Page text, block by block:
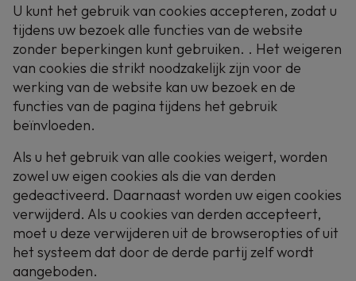
U kunt het gebruik van cookies accepteren, zodat u
tijdens uw bezoek alle functies van de website
zonder beperkingen kunt gebruiken. . Het weigeren
van cookies die strikt noodzakelijk zijn voor de
werking van de website kan uw bezoek en de
functies van de pagina tijdens het gebruik
beïnvloeden.
Als u het gebruik van alle cookies weigert, worden
zowel uw eigen cookies als die van derden
gedeactiveerd. Daarnaast worden uw eigen cookies
verwijderd. Als u cookies van derden accepteert,
moet u deze verwijderen uit de browseropties of uit
het systeem dat door de derde partij zelf wordt
aangeboden.